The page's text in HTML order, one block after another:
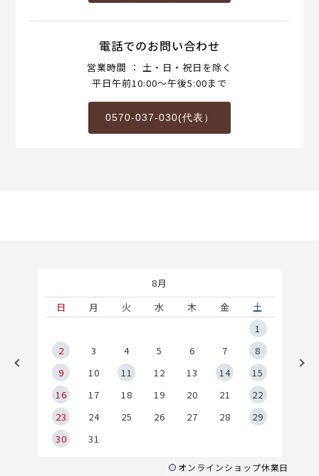
電話でのお問い合わせ
営業時間 ： 土・日・祝日を除く
平日午前10:00～午後5:00まで
0570-037-030(代表）
8月
日
月 火 水 木 金
土
1
2
3 4 5 6 7
8
9
10 11 12 13 14
15
16
17 18 19 20 21
22
23
24 25 26 27 28
29
30
31
オンラインショップ休業日